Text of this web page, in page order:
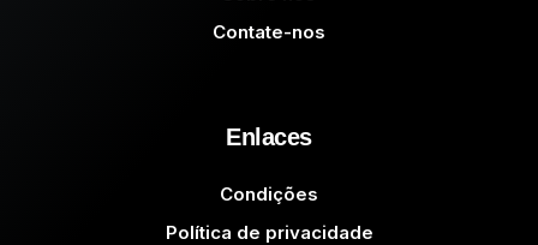
Contate-nos
Enlaces
Condições
Política de privacidade